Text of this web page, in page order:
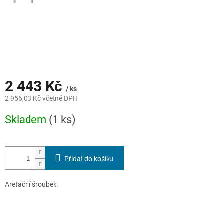
2 443 Kč / ks
2 956,03 Kč včetně DPH
cena:
Skladem (1 ks)
Přidat do košíku
Aretační šroubek.